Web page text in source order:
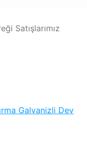
Satışlarımız
Galvanizli Dev